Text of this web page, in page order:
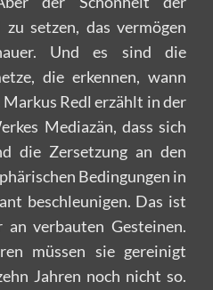
setzen, das vermögen
Und es sind die
die erkennen, wann
Redl erzählt in der
Mediazän, dass sich
die Zersetzung an den
Bedingungen in
beschleunigen. Das ist
verbauten Gesteinen.
müssen sie gereinigt
Jahren noch nicht so.